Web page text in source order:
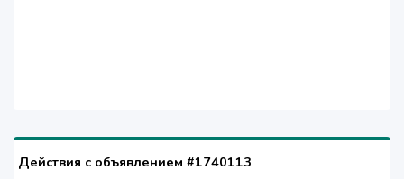
Действия с объявлением #1740113